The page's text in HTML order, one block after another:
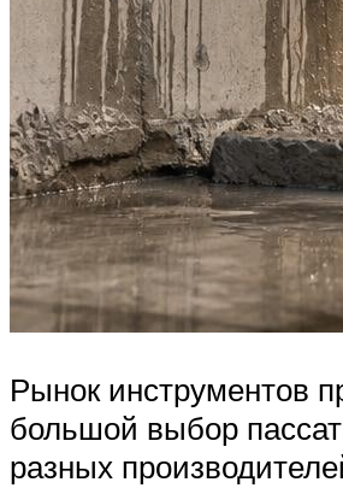
Рынок инструментов
большой выбор
разных